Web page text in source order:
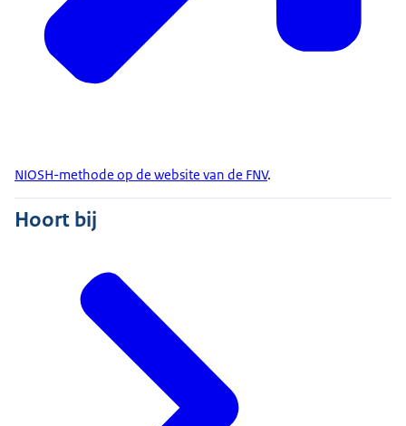
NIOSH-methode op de website van de FNV.
Hoort bij